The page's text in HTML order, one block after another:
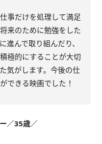
事だけを処理して満足
来のために勉強をした
進んで取り組んだり、
極的にすることが大切
気がします。今後の仕
できる映画でした！
／35歳／